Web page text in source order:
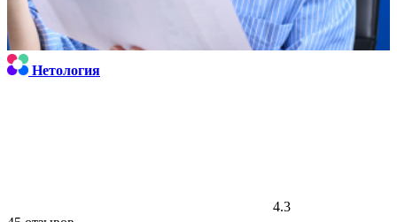
Нетология
4.3